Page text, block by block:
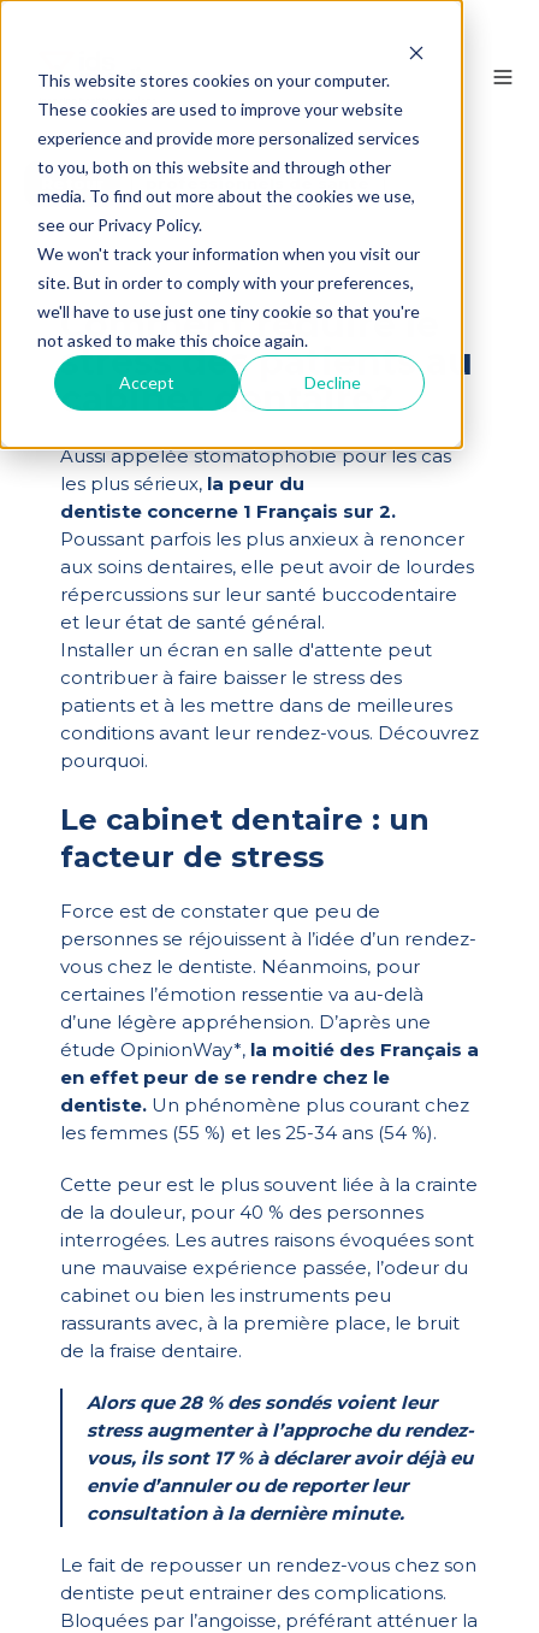
This website stores cookies on your computer.
These cookies are used to improve your website
experience and provide more personalized services
to you, both on this website and through other
media. To find out more about the cookies we use,
see our Privacy Policy.
We won't track your information when you visit our
site. But in order to comply with your preferences,
we'll have to use just one tiny cookie so that you're
not asked to make this choice again.
Accept Decline
Comment réduire le
stress des patients au
cabinet dentaire?
Aussi appelée stomatophobie pour les cas
les plus sérieux, la peur du
dentiste concerne 1 Français sur 2.
Poussant parfois les plus anxieux à renoncer
aux soins dentaires, elle peut avoir de lourdes
répercussions sur leur santé buccodentaire
et leur état de santé général.
Installer un écran en salle d'attente peut
contribuer à faire baisser le stress des
patients et à les mettre dans de meilleures
conditions avant leur rendez-vous. Découvrez
pourquoi.
Le cabinet dentaire : un
facteur de stress
Force est de constater que peu de
personnes se réjouissent à l’idée d’un rendez-
vous chez le dentiste. Néanmoins, pour
certaines l’émotion ressentie va au-delà
d’une légère appréhension. D’après une
étude OpinionWay*, la moitié des Français a
en effet peur de se rendre chez le
dentiste. Un phénomène plus courant chez
les femmes (55 %) et les 25-34 ans (54 %).
Cette peur est le plus souvent liée à la crainte
de la douleur, pour 40 % des personnes
interrogées. Les autres raisons évoquées sont
une mauvaise expérience passée, l’odeur du
cabinet ou bien les instruments peu
rassurants avec, à la première place, le bruit
de la fraise dentaire.
Alors que 28 % des sondés voient leur
stress augmenter à l’approche du rendez-
vous, ils sont 17 % à déclarer avoir déjà eu
envie d’annuler ou de reporter leur
consultation à la dernière minute.
Le fait de repousser un rendez-vous chez son
dentiste peut entrainer des complications.
Bloquées par l’angoisse, préférant atténuer la